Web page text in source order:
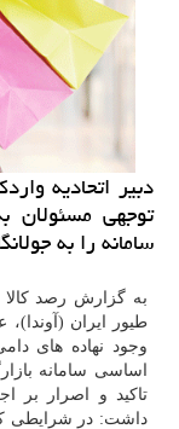
دبیر اتحادیه
توجهی مسئولان
سامانه را به
به گزارش رصد کالا
طیور ایران
وجود نهاده های
اساسی سامانه
تاکید و اصرار بر
داشت: در شرایطی که